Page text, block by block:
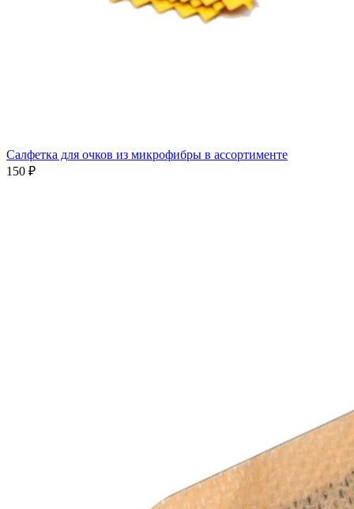
Салфетка для очков из микрофибры в ассортименте
150 ₽